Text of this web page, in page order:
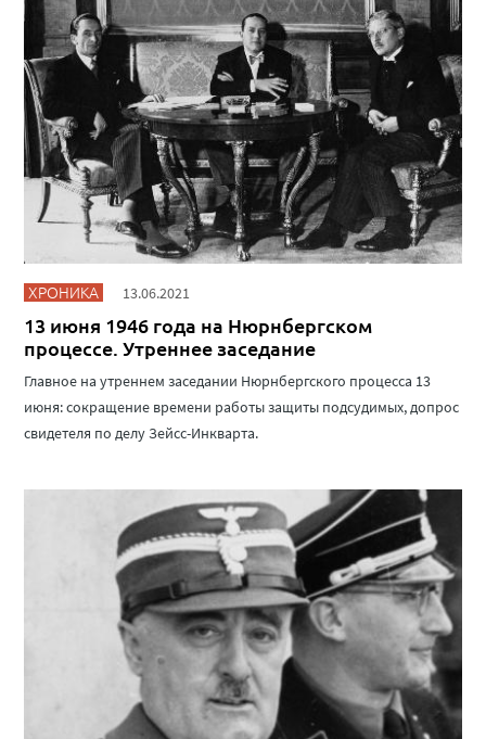
ХРОНИКА 13.06.2021
13 июня 1946 года на Нюрнбергском
процессе. Утреннее заседание
Главное на утреннем заседании Нюрнбергского процесса 13
июня: сокращение времени работы защиты подсудимых, допрос
свидетеля по делу Зейсс-Инкварта.